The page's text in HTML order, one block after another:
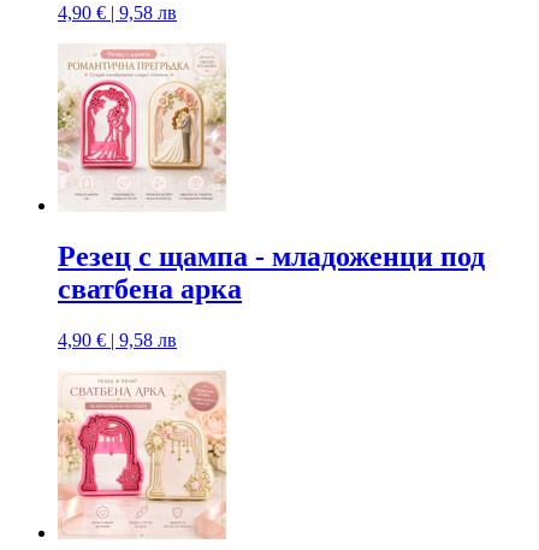
4,90 € | 9,58 лв
Резец с щампa - младоженци под
сватбена арка
4,90 € | 9,58 лв